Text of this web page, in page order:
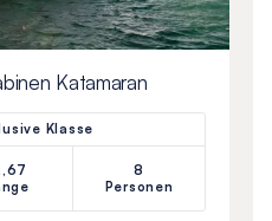
Katamaran
Klasse
8
Personen